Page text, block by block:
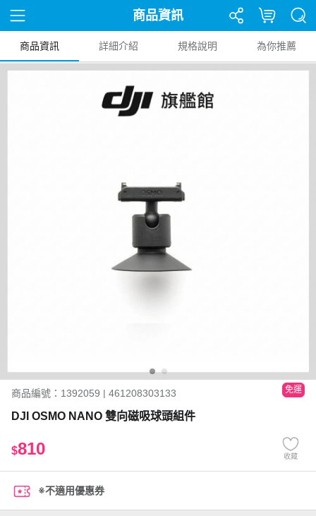
商品資訊
商品資訊 詳細介紹 規格說明 為你推薦
商品編號：1392059 | 461208303133 免運
DJI OSMO NANO 雙向磁吸球頭組件
$810 收藏
※不適用優惠券